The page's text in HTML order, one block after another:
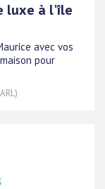
luxe à l'île
avec vos
pour